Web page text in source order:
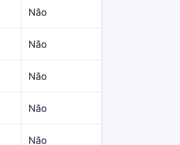
Não
Não
Não
Não
Não